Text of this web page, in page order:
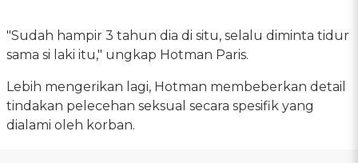
"Sudah hampir 3 tahun dia di situ, selalu diminta tidur
sama si laki itu," ungkap Hotman Paris.
Lebih mengerikan lagi, Hotman membeberkan detail
tindakan pelecehan seksual secara spesifik yang
dialami oleh korban.